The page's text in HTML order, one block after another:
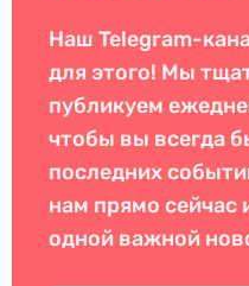
Наш Telegram-
для этого! Мы
публикуем
чтобы вы всегда
последних
нам прямо сейчас
одной важной